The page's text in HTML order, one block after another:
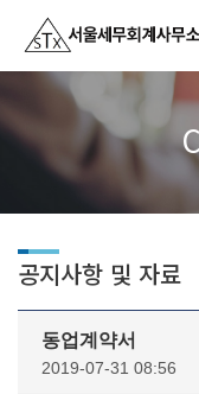
공지사항 및 자료
동업계약서
2019-07-31 08:56